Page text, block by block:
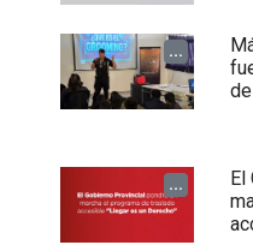
...
...
El